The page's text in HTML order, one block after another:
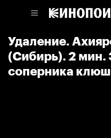
Удаление.
(Сибирь). 2 мин.
соперника